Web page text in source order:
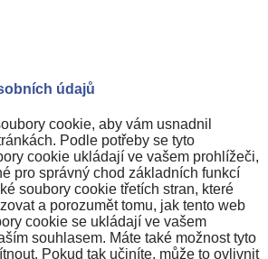
údajů
cookie, aby vám usnadnil
Podle potřeby se tyto
cookie ukládají ve vašem prohlížeči,
pro správný chod základních funkcí
soubory cookie třetích stran, které
a porozumět tomu, jak tento web
cookie se ukládají ve vašem
souhlasem. Máte také možnost tyto
Pokud tak učiníte, může to ovlivnit